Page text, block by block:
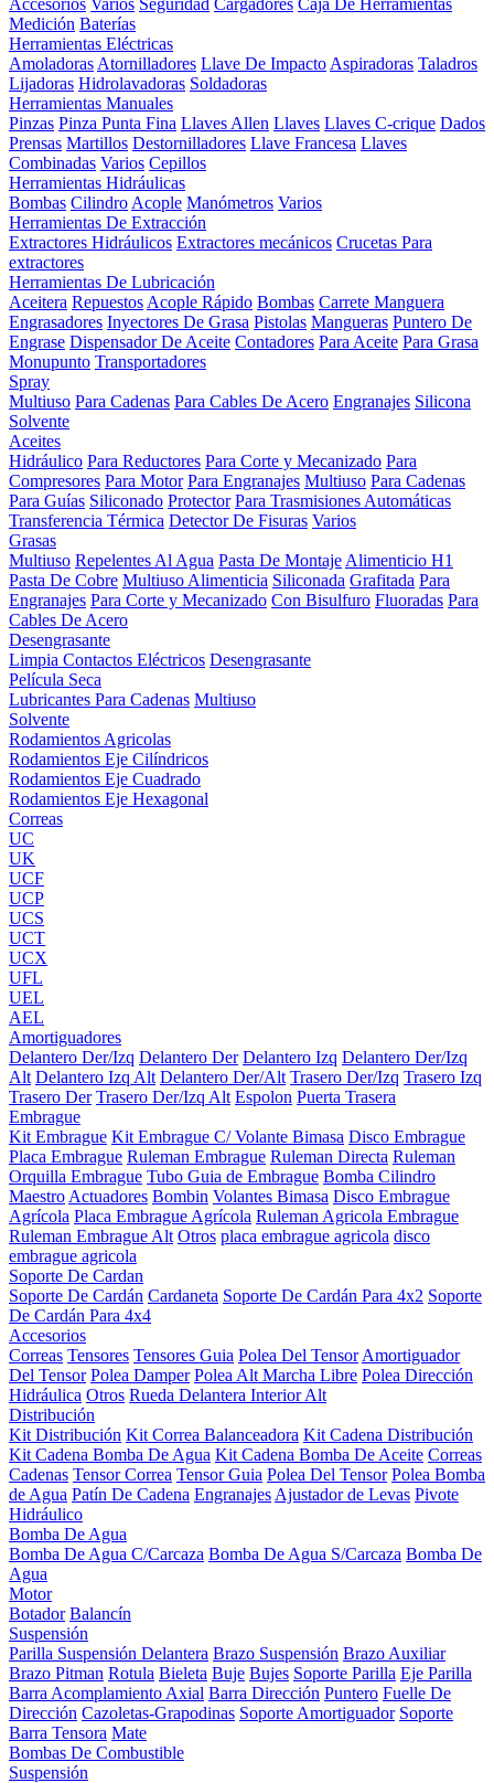
Accesorios Varios Seguridad Cargadores Caja De Herramientas
Medición Baterías
Herramientas Eléctricas
Amoladoras Atornilladores Llave De Impacto Aspiradoras Taladros
Lijadoras Hidrolavadoras Soldadoras
Herramientas Manuales
Pinzas Pinza Punta Fina Llaves Allen Llaves Llaves C-crique Dados
Prensas Martillos Destornilladores Llave Francesa Llaves
Combinadas Varios Cepillos
Herramientas Hidráulicas
Bombas Cilindro Acople Manómetros Varios
Herramientas De Extracción
Extractores Hidráulicos Extractores mecánicos Crucetas Para
extractores
Herramientas De Lubricación
Aceitera Repuestos Acople Rápido Bombas Carrete Manguera
Engrasadores Inyectores De Grasa Pistolas Mangueras Puntero De
Engrase Dispensador De Aceite Contadores Para Aceite Para Grasa
Monupunto Transportadores
Spray
Multiuso Para Cadenas Para Cables De Acero Engranajes Silicona
Solvente
Aceites
Hidráulico Para Reductores Para Corte y Mecanizado Para
Compresores Para Motor Para Engranajes Multiuso Para Cadenas
Para Guías Siliconado Protector Para Trasmisiones Automáticas
Transferencia Térmica Detector De Fisuras Varios
Grasas
Multiuso Repelentes Al Agua Pasta De Montaje Alimenticio H1
Pasta De Cobre Multiuso Alimenticia Siliconada Grafitada Para
Engranajes Para Corte y Mecanizado Con Bisulfuro Fluoradas Para
Cables De Acero
Desengrasante
Limpia Contactos Eléctricos Desengrasante
Película Seca
Lubricantes Para Cadenas Multiuso
Solvente
Rodamientos Agricolas
Rodamientos Eje Cilíndricos
Rodamientos Eje Cuadrado
Rodamientos Eje Hexagonal
Correas
UC
UK
UCF
UCP
UCS
UCT
UCX
UFL
UEL
AEL
Amortiguadores
Delantero Der/Izq Delantero Der Delantero Izq Delantero Der/Izq
Alt Delantero Izq Alt Delantero Der/Alt Trasero Der/Izq Trasero Izq
Trasero Der Trasero Der/Izq Alt Espolon Puerta Trasera
Embrague
Kit Embrague Kit Embrague C/ Volante Bimasa Disco Embrague
Placa Embrague Ruleman Embrague Ruleman Directa Ruleman
Orquilla Embrague Tubo Guia de Embrague Bomba Cilindro
Maestro Actuadores Bombin Volantes Bimasa Disco Embrague
Agrícola Placa Embrague Agrícola Ruleman Agricola Embrague
Ruleman Embrague Alt Otros placa embrague agricola disco
embrague agricola
Soporte De Cardan
Soporte De Cardán Cardaneta Soporte De Cardán Para 4x2 Soporte
De Cardán Para 4x4
Accesorios
Correas Tensores Tensores Guia Polea Del Tensor Amortiguador
Del Tensor Polea Damper Polea Alt Marcha Libre Polea Dirección
Hidráulica Otros Rueda Delantera Interior Alt
Distribución
Kit Distribución Kit Correa Balanceadora Kit Cadena Distribución
Kit Cadena Bomba De Agua Kit Cadena Bomba De Aceite Correas
Cadenas Tensor Correa Tensor Guia Polea Del Tensor Polea Bomba
de Agua Patín De Cadena Engranajes Ajustador de Levas Pivote
Hidráulico
Bomba De Agua
Bomba De Agua C/Carcaza Bomba De Agua S/Carcaza Bomba De
Agua
Motor
Botador Balancín
Suspensión
Parilla Suspensión Delantera Brazo Suspensión Brazo Auxiliar
Brazo Pitman Rotula Bieleta Buje Bujes Soporte Parilla Eje Parilla
Barra Acomplamiento Axial Barra Dirección Puntero Fuelle De
Dirección Cazoletas-Grapodinas Soporte Amortiguador Soporte
Barra Tensora Mate
Bombas De Combustible
Suspensión